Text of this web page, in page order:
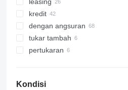
325
326
329
330
345
JS
JZ
NXT
S-Series
Vibromax
leasing
kredit
dengan angsuran
tukar tambah
pertukaran
Kondisi